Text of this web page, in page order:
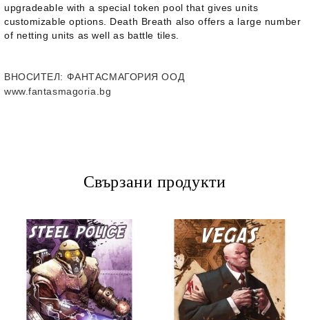
upgradeable with a special token pool that gives units
customizable options. Death Breath also offers a large number
of netting units as well as battle tiles.
ВНОСИТЕЛ: ФАНТАСМАГОРИЯ ООД
www.fantasmagoria.bg
Свързани продукти